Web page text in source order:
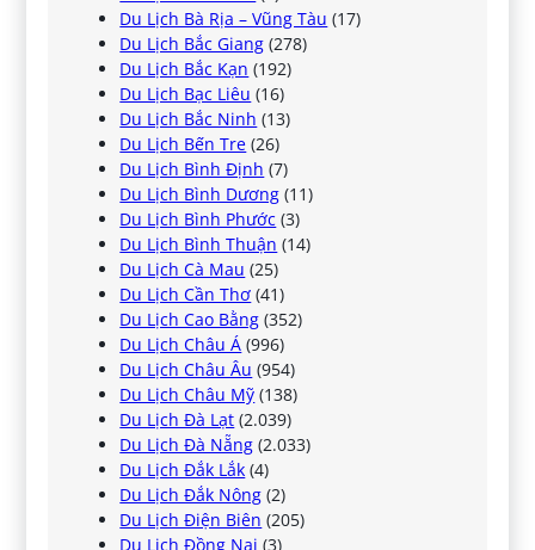
Du Lịch Bà Rịa – Vũng Tàu (17)
Du Lịch Bắc Giang (278)
Du Lịch Bắc Kạn (192)
Du Lịch Bạc Liêu (16)
Du Lịch Bắc Ninh (13)
Du Lịch Bến Tre (26)
Du Lịch Bình Định (7)
Du Lịch Bình Dương (11)
Du Lịch Bình Phước (3)
Du Lịch Bình Thuận (14)
Du Lịch Cà Mau (25)
Du Lịch Cần Thơ (41)
Du Lịch Cao Bằng (352)
Du Lịch Châu Á (996)
Du Lịch Châu Âu (954)
Du Lịch Châu Mỹ (138)
Du Lịch Đà Lạt (2.039)
Du Lịch Đà Nẵng (2.033)
Du Lịch Đắk Lắk (4)
Du Lịch Đắk Nông (2)
Du Lịch Điện Biên (205)
Du Lịch Đồng Nai (3)